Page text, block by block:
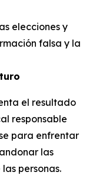
elecciones y
falsa y la
el resultado
responsable
para enfrentar
las
personas.